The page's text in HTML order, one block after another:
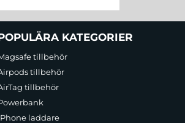
KATEGORIER
tillbehör
tillbehör
tillbehör
laddare